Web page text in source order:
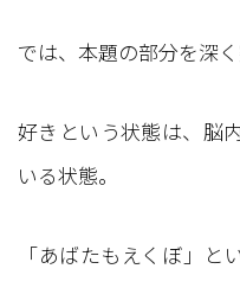
では、本題の部分を深
好きという状態は、脳
いる状態。
「あばたもえくぼ」